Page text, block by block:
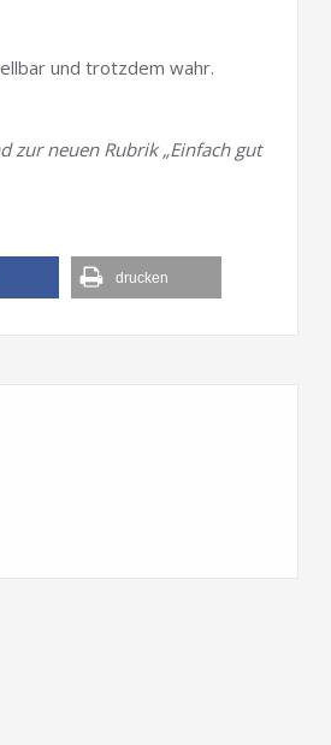
und trotzdem wahr.
zur neuen Rubrik „Einfach gut
drucken